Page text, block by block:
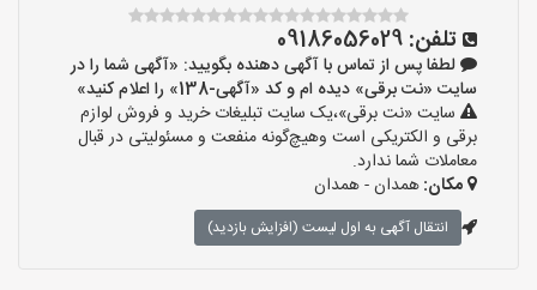
تلفن: 09186056029
لطفا پس از تماس با آگهی دهنده بگویید: «آگهی شما را در
سایت «نت برقی» دیده ام و کد «آگهی-138» را اعلام کنید»
سایت «نت برقی»،یک سایت تبلیغات خرید و فروش لوازم
برقی و الکتریکی است وهیچ‌گونه منفعت و مسئولیتی در قبال
معاملات شما ندارد.
مکان:همدان - همدان
انتقال آگهی به اول لیست (افزایش بازدید)